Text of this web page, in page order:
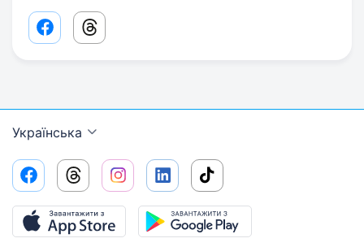
Facebook share link
Threads share link
Українська